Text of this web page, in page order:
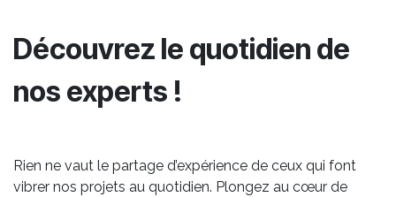
Découvrez le quotidien de
nos experts !
Rien ne vaut le partage d’expérience de ceux qui font
vibrer nos projets au quotidien. Plongez au cœur de